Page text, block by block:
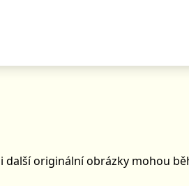
i další originální obrázky mohou